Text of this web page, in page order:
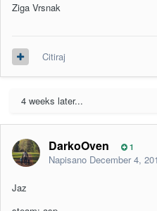
Ziga Vrsnak
Citiraj
4 weeks later...
DarkoOven 1
Napisano December 4,
Jaz